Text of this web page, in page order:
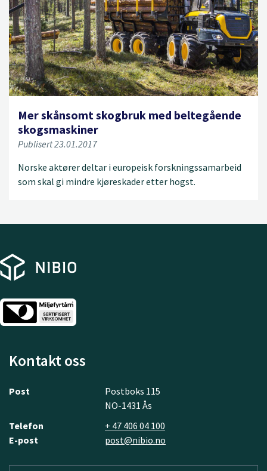
Mer skånsomt skogbruk med beltegående
skogsmaskiner
Publisert 23.01.2017
Norske aktører deltar i europeisk forskningssamarbeid
som skal gi mindre kjøreskader etter hogst.
Kontakt oss
Post
Postboks 115
NO-1431 Ås
Telefon
+ 47 406 04 100
E-post
post@nibio.no